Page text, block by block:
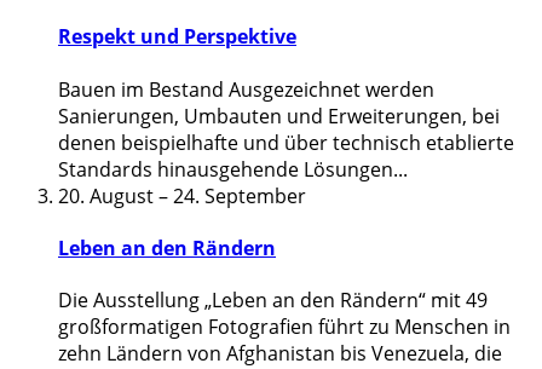
Respekt und Perspektive
Bauen im Bestand Ausgezeichnet werden
Sanierungen, Umbauten und Erweiterungen, bei
denen beispielhafte und über technisch etablierte
Standards hinausgehende Lösungen...
20. August–24. September
Leben an den Rändern
Die Ausstellung „Leben an den Rändern“ mit 49
großformatigen Fotografien führt zu Menschen in
zehn Ländern von Afghanistan bis Venezuela, die